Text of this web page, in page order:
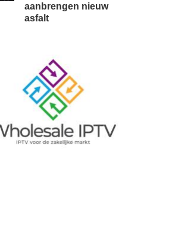
aanbrengen nieuw
asfalt